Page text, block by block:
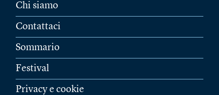
Chi siamo
Contattaci
Sommario
Festival
Privacy e cookie